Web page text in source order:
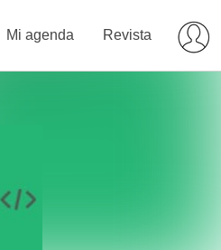
Mi agenda Revista